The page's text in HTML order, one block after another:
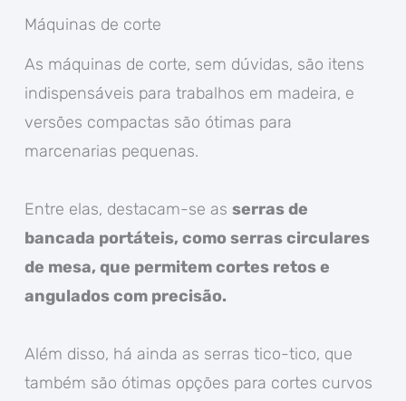
Máquinas de corte
As máquinas de corte, sem dúvidas, são itens
indispensáveis para trabalhos em madeira, e
versões compactas são ótimas para
marcenarias pequenas.
Entre elas, destacam-se as serras de
bancada portáteis, como serras circulares
de mesa, que permitem cortes retos e
angulados com precisão.
Além disso, há ainda as serras tico-tico, que
também são ótimas opções para cortes curvos